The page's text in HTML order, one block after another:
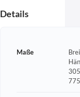
Details
Maße